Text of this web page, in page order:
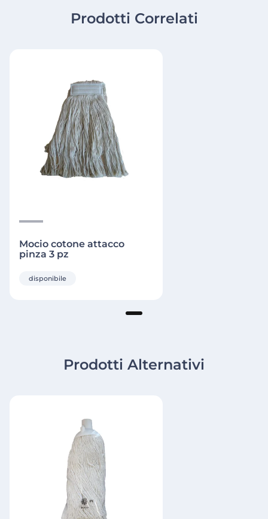
Prodotti Correlati
Mocio cotone attacco
pinza 3 pz
disponibile
Prodotti Alternativi